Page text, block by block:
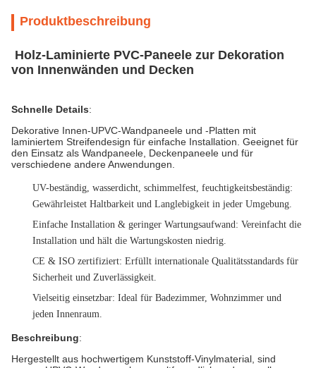
Produktbeschreibung
Holz-Laminierte PVC-Paneele zur Dekoration
von Innenwänden und Decken ​
Schnelle Details:
Dekorative Innen-UPVC-Wandpaneele und -Platten mit
laminiertem Streifendesign für einfache Installation. Geeignet für
den Einsatz als Wandpaneele, Deckenpaneele und für
verschiedene andere Anwendungen.
UV-beständig, wasserdicht, schimmelfest, feuchtigkeitsbeständig:
Gewährleistet Haltbarkeit und Langlebigkeit in jeder Umgebung.
Einfache Installation & geringer Wartungsaufwand: Vereinfacht die
Installation und hält die Wartungskosten niedrig.
CE & ISO zertifiziert: Erfüllt internationale Qualitätsstandards für
Sicherheit und Zuverlässigkeit.
Vielseitig einsetzbar: Ideal für Badezimmer, Wohnzimmer und
jeden Innenraum.
Beschreibung:
Hergestellt aus hochwertigem Kunststoff-Vinylmaterial, sind